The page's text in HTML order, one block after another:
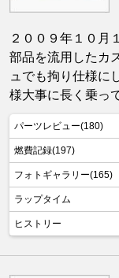
２００９年１０月
部品を流用したカ
ュでも拘り仕様に
様大事に長く乗っ
パーツレビュー(180)
燃費記録(197)
フォトギャラリー(165)
ラップタイム
ヒストリー